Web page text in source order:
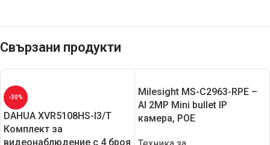
Свързани продукти
-30%
DAHUA XVR5108HS-I3/T
Комплект за
видеонаблюдение с 4 броя
Milesight MS-C2963-RPЕ –
AI 2MP Mini bullet IP
камера, POE